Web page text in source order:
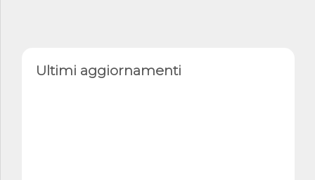
Ultimi aggiornamenti